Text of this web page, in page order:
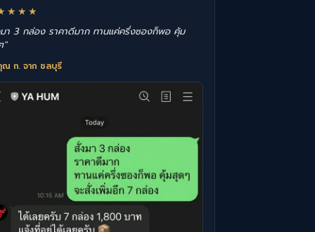
า 3 กล่อง ราคาดีมาก ทานแค่ครึ่งซองก็พอ คุ้ม
"
ก. จาก ชลบุรี